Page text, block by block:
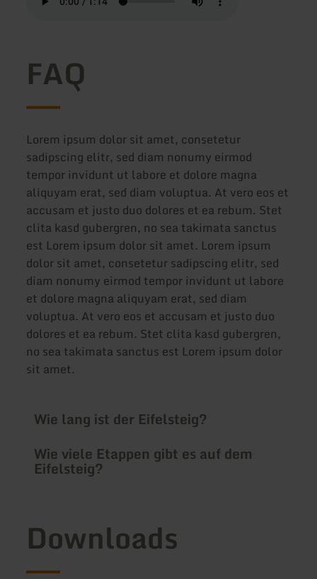
FAQ
Lorem ipsum dolor sit amet, consetetur
sadipscing elitr, sed diam nonumy eirmod
tempor invidunt ut labore et dolore magna
aliquyam erat, sed diam voluptua. At vero eos et
accusam et justo duo dolores et ea rebum. Stet
clita kasd gubergren, no sea takimata sanctus
est Lorem ipsum dolor sit amet. Lorem ipsum
dolor sit amet, consetetur sadipscing elitr, sed
diam nonumy eirmod tempor invidunt ut labore
et dolore magna aliquyam erat, sed diam
voluptua. At vero eos et accusam et justo duo
dolores et ea rebum. Stet clita kasd gubergren,
no sea takimata sanctus est Lorem ipsum dolor
sit amet.
Wie lang ist der Eifelsteig?
Wie viele Etappen gibt es auf dem
Eifelsteig?
Downloads